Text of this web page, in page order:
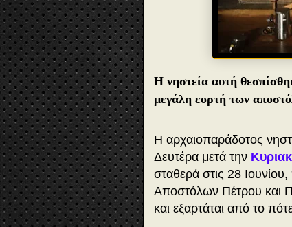
Η νηστεία αυτή
μεγάλη εορτή των
Η αρχαιοπαράδοτος
Δευτέρα μετά την
σταθερά στις 28
Αποστόλων Πέτρου και
και εξαρτάται από το